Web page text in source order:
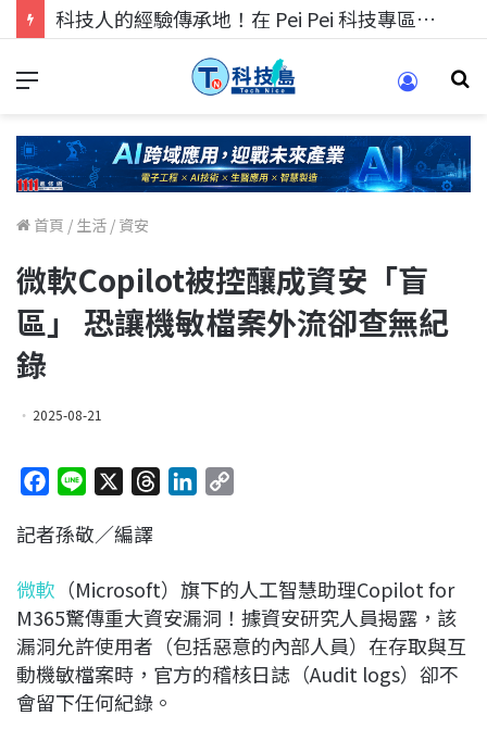
科技人的經驗傳承地！在 Pei Pei 科技專區，與學弟妹交流最硬核的技術
首頁 / 生活 / 資安
微軟Copilot被控釀成資安「盲
區」 恐讓機敏檔案外流卻查無紀
錄
2025-08-21
c
b
o
o
k
n
a
d
s
e
d
I
n
L
n
k
記者孫敬／編譯
微軟 （Microsoft）旗下的人工智慧助理Copilot for
M365驚傳重大資安漏洞！據資安研究人員揭露，該
漏洞允許使用者（包括惡意的內部人員）在存取與互
動機敏檔案時，官方的稽核日誌（Audit logs）卻不
會留下任何紀錄。